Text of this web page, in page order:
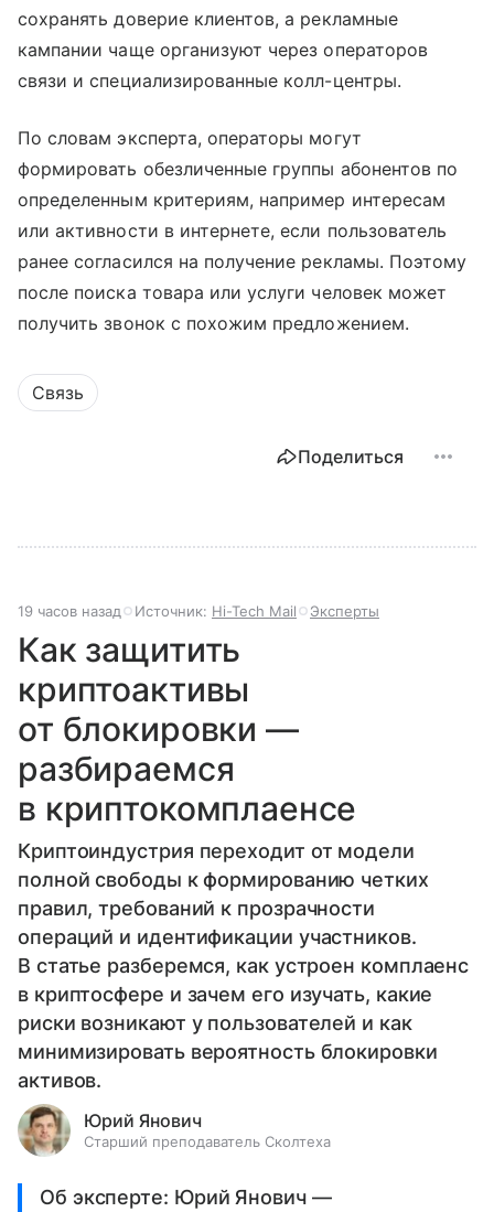
сохранять доверие клиентов, а рекламные
кампании чаще организуют через операторов
связи и специализированные колл-центры.
По словам эксперта, операторы могут
формировать обезличенные группы абонентов по
определенным критериям, например интересам
или активности в интернете, если пользователь
ранее согласился на получение рекламы. Поэтому
после поиска товара или услуги человек может
получить звонок с похожим предложением.
Связь
Поделиться
19 часов назад Источник: Hi-Tech Mail Эксперты
Как защитить
криптоактивы
от блокировки —
разбираемся
в криптокомплаенсе
Криптоиндустрия переходит от модели
полной свободы к формированию четких
правил, требований к прозрачности
операций и идентификации участников.
В статье разберемся, как устроен комплаенс
в криптосфере и зачем его изучать, какие
риски возникают у пользователей и как
минимизировать вероятность блокировки
активов.
Юрий Янович
Старший преподаватель Сколтеха
Об эксперте: Юрий Янович —